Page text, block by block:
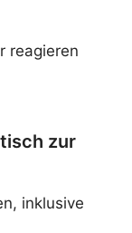
reagieren
zur
inklusive